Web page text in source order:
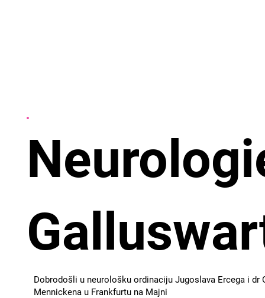
Dobrodošli u neurološku ordinaciju Jugoslava Ercega i dr
Mennickena u Frankfurtu na Majni